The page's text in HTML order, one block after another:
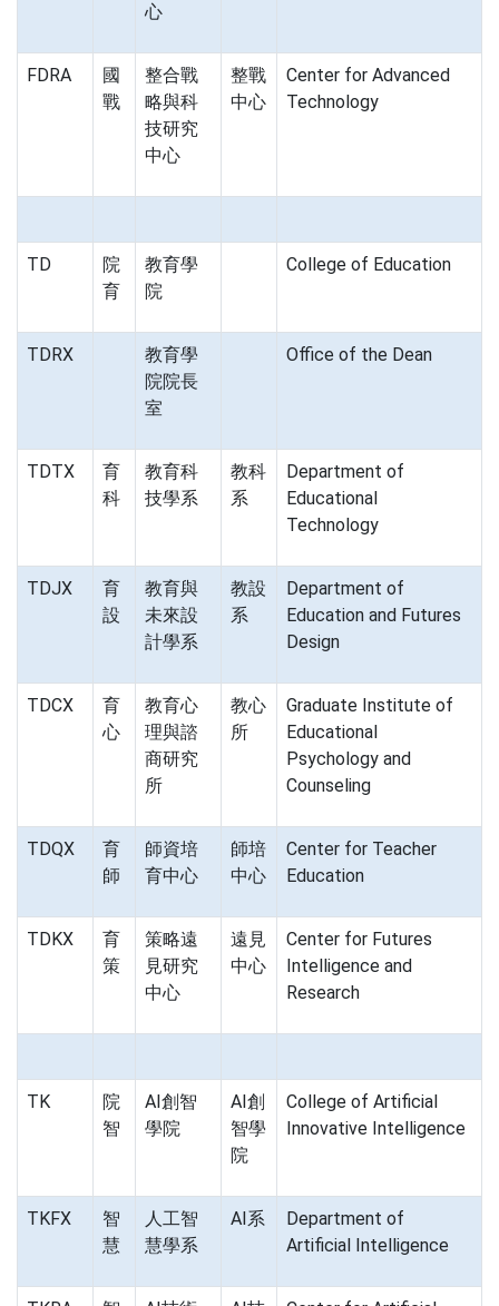
心
FDRA
國
戰
整合戰
略與科
技研究
中心
整戰
中心
Center for Advanced
Technology
TD
院
育
教育學
院
College of Education
TDRX
教育學
院院長
室
Office of the Dean
TDTX
育
科
教育科
技學系
教科
系
Department of
Educational
Technology
TDJX
育
設
教育與
未來設
計學系
教設
系
Department of
Education and Futures
Design
TDCX
育
心
教育心
理與諮
商研究
所
教心
所
Graduate Institute of
Educational
Psychology and
Counseling
TDQX
育
師
師資培
育中心
師培
中心
Center for Teacher
Education
TDKX
育
策
策略遠
見研究
中心
遠見
中心
Center for Futures
Intelligence and
Research
TK
院
智
AI創智
學院
AI創
智學
院
College of Artificial
Innovative Intelligence
TKFX
智
慧
人工智
慧學系
AI系
Department of
Artificial Intelligence